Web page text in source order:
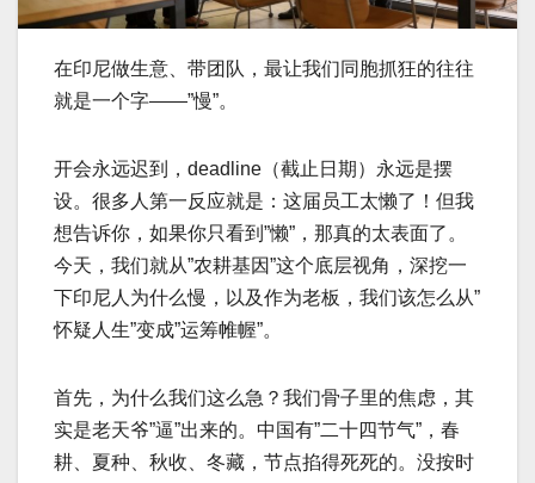
在印尼做生意、带团队，最让我们同胞抓狂的往往
就是一个字——”慢”。
开会永远迟到，deadline（截止日期）永远是摆
设。很多人第一反应就是：这届员工太懒了！但我
想告诉你，如果你只看到”懒”，那真的太表面了。
今天，我们就从”农耕基因”这个底层视角，深挖一
下印尼人为什么慢，以及作为老板，我们该怎么从”
怀疑人生”变成”运筹帷幄”。
首先，为什么我们这么急？我们骨子里的焦虑，其
实是老天爷”逼”出来的。中国有”二十四节气”，春
耕、夏种、秋收、冬藏，节点掐得死死的。没按时